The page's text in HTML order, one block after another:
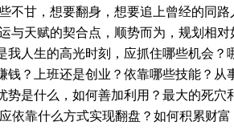
不甘，想要翻身，想要追上曾经的
与天赋的契合点，顺势而为，规划相对
我人生的高光时刻，应抓住哪些机会？
钱？上班还是创业？依靠哪些技能？从
势是什么，如何善加利用？最大的死穴
依靠什么方式实现翻盘？如何积累财